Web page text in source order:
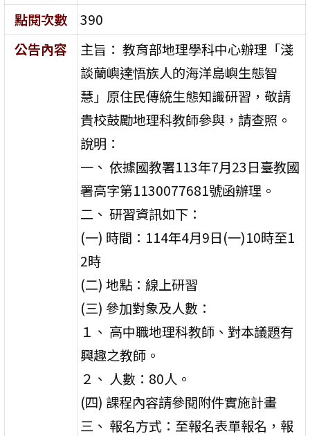
點閱次數
390
公告內容
主旨： 教育部地理學科中心辦理「淺
談蘭嶼達悟族人的海洋島嶼生態智
慧」原住民傳統生態知識研習，敬請
貴校鼓勵地理科教師參與，請查照。
說明：
一、 依據國教署113年7月23日臺教國
署高字第1130077681號函辦理。
二、 研習資訊如下：
(一) 時間：114年4月9日(一)10時至1
2時
(二) 地點：線上研習
(三) 參加對象及人數：
１、 高中職地理科教師、對本議題有
興趣之教師。
２、 人數：80人。
(四) 課程內容請參閱附件實施計畫
三、 報名方式：至報名表單報名，報